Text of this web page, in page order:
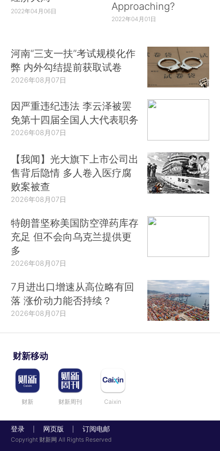
2022年04月06日
Approaching?
2022年04月01日
河南“三支一扶”考试规模化作
弊 内外勾结提前获取试卷
2026年08月07日
因严重违纪违法 李云泽被罢
免第十四届全国人大代表职务
2026年08月07日
【我闻】光大旗下上市公司出
售背后隐情 多人卷入医疗腐
败案被查
2026年08月07日
特朗普坚称美国防空弹药库存
充足 但不会向乌克兰提供更
多
2026年08月07日
7月进出口增速从高位略有回
落 涨价动力能否持续？
2026年08月07日
财新移动
财新 财新周刊 Caixin
登录 网页版 订阅电邮
Copyright 财新网 All Rights Reserved